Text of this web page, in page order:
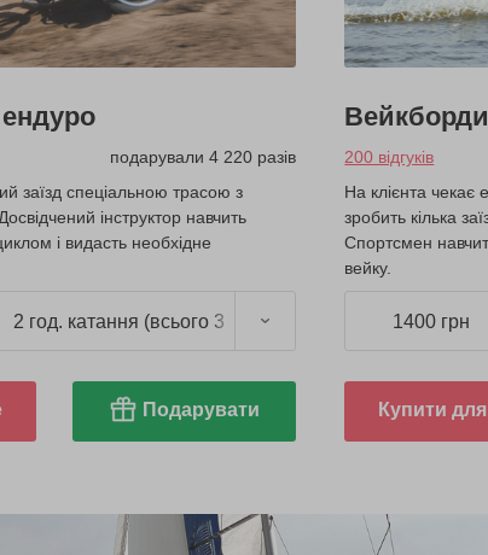
подарували 4 220 разів
заїзд спеціальною трасою з
інструктор навчить
і видасть необхідне
2 год. катання (всього 3 год.)
Подарувати
200 відгуків
На клієнта чекає
зробить кілька
Спортсмен
вейку.
1400 грн
Купити